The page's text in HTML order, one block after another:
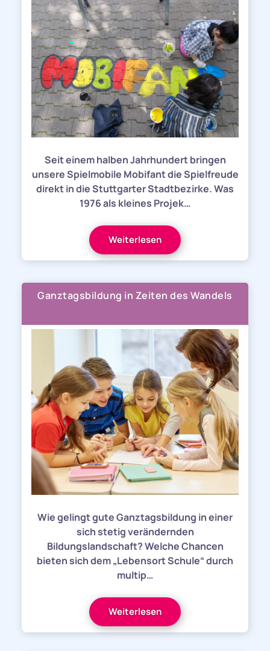
Seit einem halben Jahrhundert bringen
unsere Spielmobile Mobifant die Spielfreude
direkt in die Stuttgarter Stadtbezirke. Was
1976 als kleines Projek…
Weiterlesen
Ganztagsbildung in Zeiten des Wandels
Wie gelingt gute Ganztagsbildung in einer
sich stetig verändernden
Bildungslandschaft? Welche Chancen
bieten sich dem „Lebensort Schule“ durch
multip…
Weiterlesen